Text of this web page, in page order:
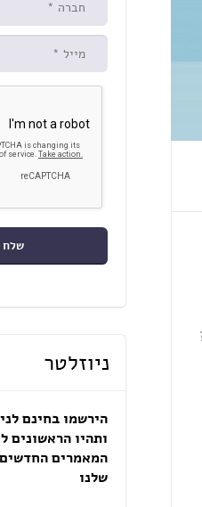
ניוזלטר
הירשמו בחינם
ותהיו הראשונים
המאמרים
שלנו